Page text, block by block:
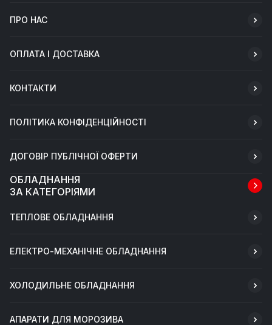
ПРО НАС
ОПЛАТА І ДОСТАВКА
КОНТАКТИ
ПОЛІТИКА КОНФІДЕНЦІЙНОСТІ
ДОГОВІР ПУБЛІЧНОЇ ОФЕРТИ
ОБЛАДНАННЯ
ЗА КАТЕГОРІЯМИ
ТЕПЛОВЕ ОБЛАДНАННЯ
ЕЛЕКТРО-МЕХАНІЧНЕ ОБЛАДНАННЯ
ХОЛОДИЛЬНЕ ОБЛАДНАННЯ
АПАРАТИ ДЛЯ МОРОЗИВА